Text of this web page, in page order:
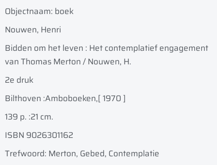
Objectnaam: boek
Nouwen, Henri
Bidden om het leven : Het contemplatief engagement
van Thomas Merton / Nouwen, H.
2e druk
Bilthoven :Amboboeken,[ 1970 ]
139 p. :21 cm.
ISBN 9026301162
Trefwoord: Merton, Gebed, Contemplatie